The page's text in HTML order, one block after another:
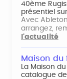
40ème
présentiel
Avec
arrangez,
l'actualité
Maison du
La Maison
catalogue